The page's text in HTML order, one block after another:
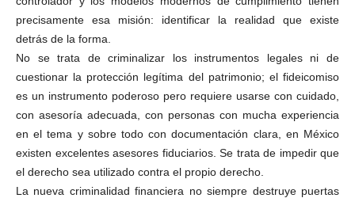
precisamente esa misión: identificar la realidad que existe
detrás de la forma.
No se trata de criminalizar los instrumentos legales ni de
cuestionar la protección legítima del patrimonio; el fideicomiso
es un instrumento poderoso pero requiere usarse con cuidado,
con asesoría adecuada, con personas con mucha experiencia
en el tema y sobre todo con documentación clara, en México
existen excelentes asesores fiduciarios. Se trata de impedir que
el derecho sea utilizado contra el propio derecho.
La nueva criminalidad financiera no siempre destruye puertas